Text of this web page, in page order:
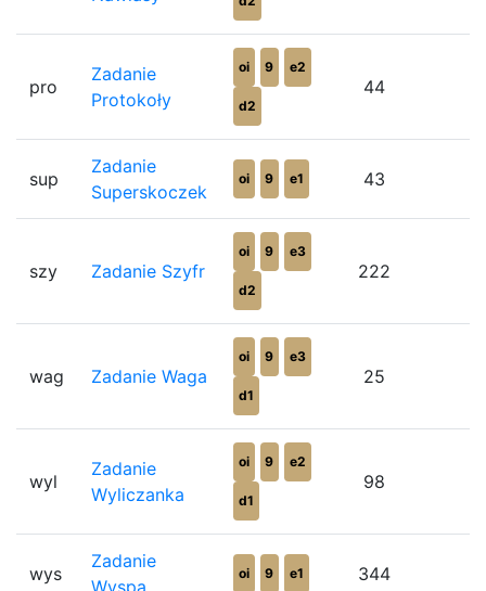
pro
Zadanie
Protokoły
oi 9 e2
d2
44
sup
Zadanie
Superskoczek
oi 9 e1 43
szy Zadanie Szyfr
oi 9 e3
d2
222
wag Zadanie Waga
oi 9 e3
d1
25
wyl
Zadanie
Wyliczanka
oi 9 e2
d1
98
wys
Zadanie
Wyspa
oi 9 e1 344